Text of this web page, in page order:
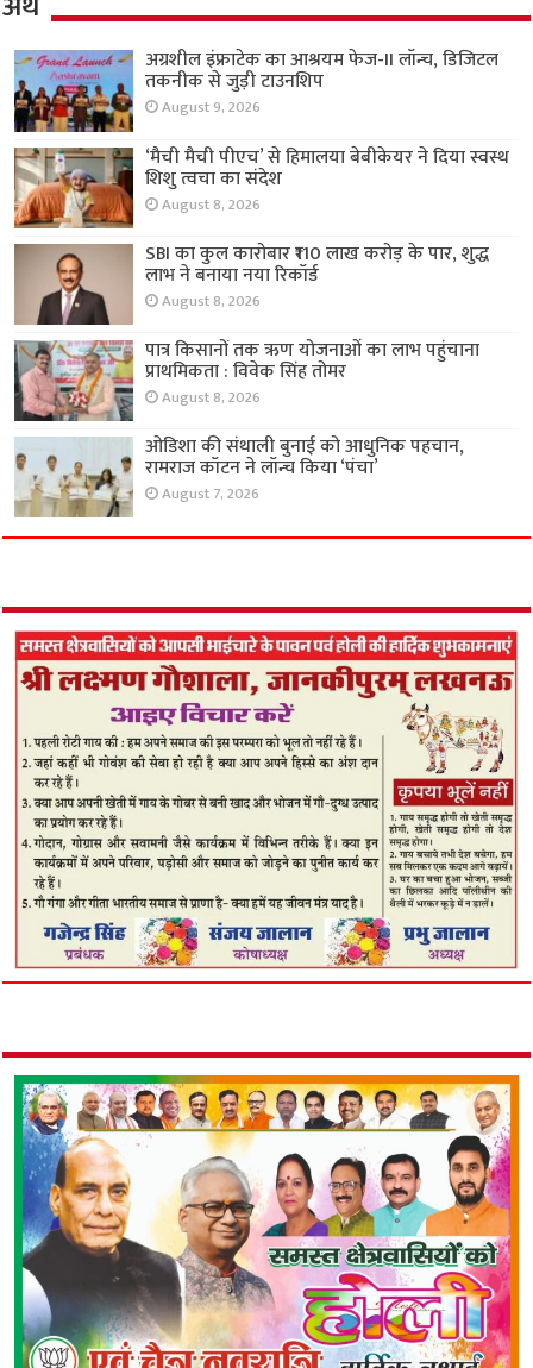
अग्रशील इंफ्राटेक का आश्रयम फेज-II लॉन्च, डिजिटल
तकनीक से जुड़ी टाउनशिप
August 9, 2026
‘मैची मैची पीएच’ से हिमालया बेबीकेयर ने दिया स्वस्थ
शिशु त्वचा का संदेश
August 8, 2026
SBI का कुल कारोबार ₹110 लाख करोड़ के पार, शुद्ध
लाभ ने बनाया नया रिकॉर्ड
August 8, 2026
पात्र किसानों तक ऋण योजनाओं का लाभ पहुंचाना
प्राथमिकता : विवेक सिंह तोमर
August 8, 2026
ओडिशा की संथाली बुनाई को आधुनिक पहचान,
रामराज कॉटन ने लॉन्च किया ‘पंचा’
August 7, 2026